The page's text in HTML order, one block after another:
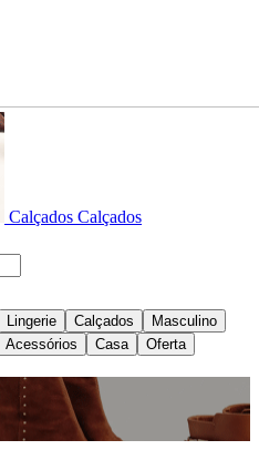
Calçados Calçados
Lingerie Calçados
Masculino
Acessórios Casa Oferta